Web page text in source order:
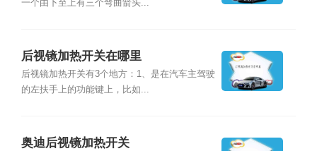
一个由下至上有三个弯曲箭头...
后视镜加热开关在哪里
后视镜加热开关有3个地方：1、是在汽车主驾驶
的左扶手上的功能键上，比如...
奥迪后视镜加热开关